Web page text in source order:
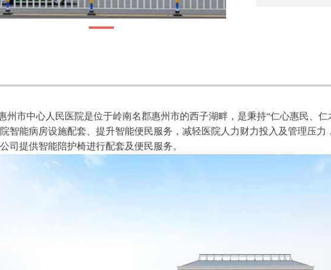
市中心人民医院是位于岭南名郡惠州市的西子湖畔，是秉持“仁心惠民、仁
智能病房设施配套、提升智能便民服务，减轻医院人力财力投入及管理压
司提供智能陪护椅进行配套及便民服务。